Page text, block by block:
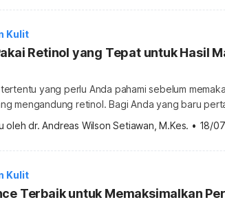
mengandung kolagen. Namun, terdapat
Kulit
Retinol yang Tepat untuk Hasil
yang perlu Anda pahami sebelum
mengandung retinol. Bagi Anda yang baru
perlu berhati-hati. Pemakaian retinol yang
iritasi kulit terasa kering. Simak cara pakai
pakai retinol yang tepat Retinol merupakan
oleh dr. Andreas Wilson Setiawan, M.Kes. • 18/
Kulit
Terbaik untuk Memaksimalkan